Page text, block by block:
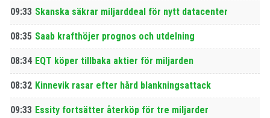
09:33 Skanska säkrar miljarddeal för nytt datacenter
08:35 Saab krafthöjer prognos och utdelning
08:34 EQT köper tillbaka aktier för miljarden
08:32 Kinnevik rasar efter hård blankningsattack
09:33 Essity fortsätter återköp för tre miljarder